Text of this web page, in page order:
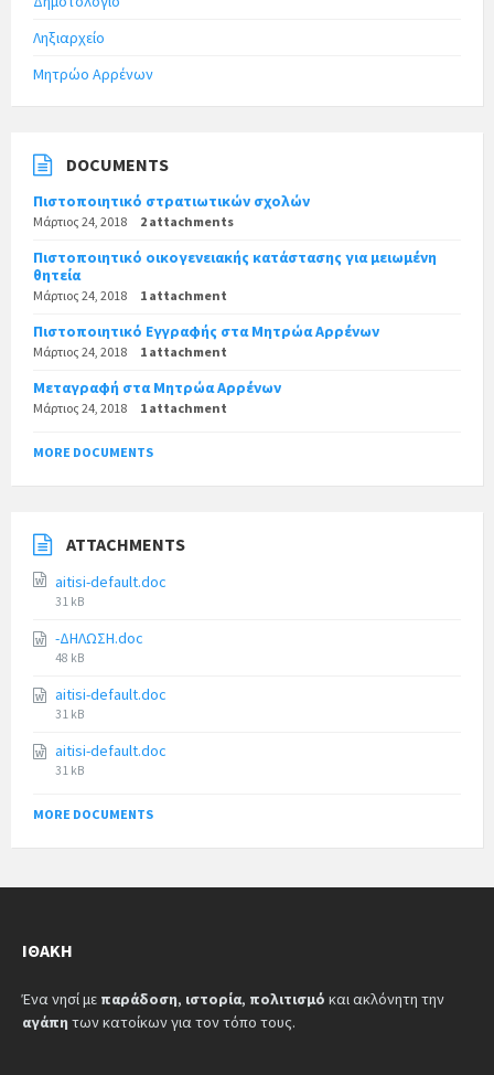
Ληξιαρχείο
Μητρώο Αρρένων
DOCUMENTS
Πιστοποιητικό στρατιωτικών σχολών
Μάρτιος 24, 2018 2 attachments
Πιστοποιητικό οικογενειακής κατάστασης για μειωμένη
θητεία
Μάρτιος 24, 2018 1 attachment
Πιστοποιητικό Εγγραφής στα Μητρώα Αρρένων
Μάρτιος 24, 2018 1 attachment
Μεταγραφή στα Μητρώα Αρρένων
Μάρτιος 24, 2018 1 attachment
MORE DOCUMENTS
ATTACHMENTS
aitisi-default.doc
31 kB
-ΔΗΛΩΣΗ.doc
48 kB
aitisi-default.doc
31 kB
aitisi-default.doc
31 kB
MORE DOCUMENTS
ΙΘΆΚΗ
Ένα νησί με παράδοση, ιστορία, πολιτισμό και ακλόνητη την
αγάπη των κατοίκων για τον τόπο τους.